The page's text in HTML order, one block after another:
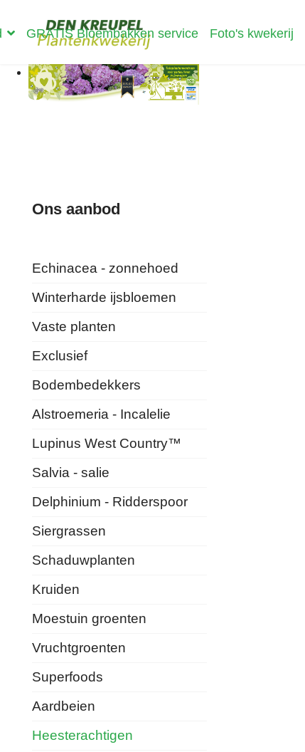
GRATIS Bloembakken service Foto's kwekerij
Ons aanbod
Echinacea - zonnehoed
Winterharde ijsbloemen
Vaste planten
Exclusief
Bodembedekkers
Alstroemeria - Incalelie
Lupinus West Country™
Salvia - salie
Delphinium - Ridderspoor
Siergrassen
Schaduwplanten
Kruiden
Moestuin groenten
Vruchtgroenten
Superfoods
Aardbeien
Heesterachtigen